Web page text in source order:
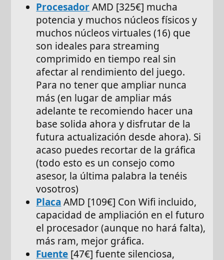
ProcesadorAMD [325€] mucha
potencia y muchos núcleos físicos y
muchos núcleos virtuales (16) que
son ideales para streaming
comprimido en tiempo real sin
afectar al rendimiento del juego.
Para no tener que ampliar nunca
más (en lugar de ampliar más
adelante te recomiendo hacer una
base solida ahora y disfrutar de la
futura actualización desde ahora). Si
acaso puedes recortar de la gráfica
(todo esto es un consejo como
asesor, la última palabra la tenéis
vosotros)
Placa AMD [109€] Con Wifi incluido,
capacidad de ampliación en el futuro
el procesador (aunque no hará falta),
más ram, mejor gráfica.
Fuente [47€] fuente silenciosa,